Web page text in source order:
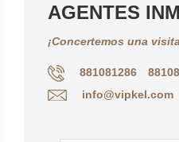
AGENTES
¡Concertemos una
881081286
info@vipkel.com